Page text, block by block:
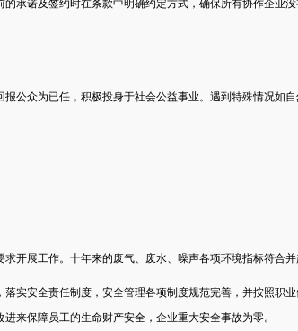
承诺及签约时在条款中明确约定方式，确保所有协作企业
公众为已任，积极投身于社会公益事业。遇到特殊情况如
开展工作。十年来的废气、废水、噪声各项环境指标符合并
实安全责任制度，安全管理各项制度规范完善，并按照职
来保障员工的生命财产安全，企业重大安全事故为零。